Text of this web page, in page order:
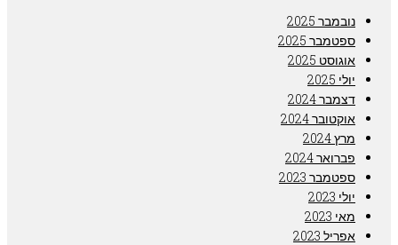
נובמבר 2025
ספטמבר 2025
אוגוסט 2025
יולי 2025
דצמבר 2024
אוקטובר 2024
מרץ 2024
פברואר 2024
ספטמבר 2023
יולי 2023
מאי 2023
אפריל 2023